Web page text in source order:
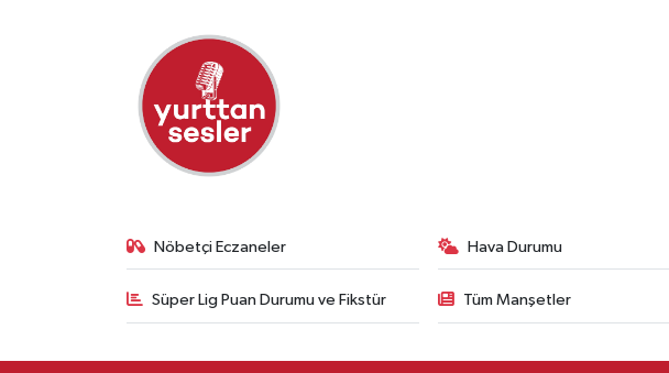
Nöbetçi Eczaneler Hava Durumu
Süper Lig Puan Durumu ve Fikstür Tüm Manşetler